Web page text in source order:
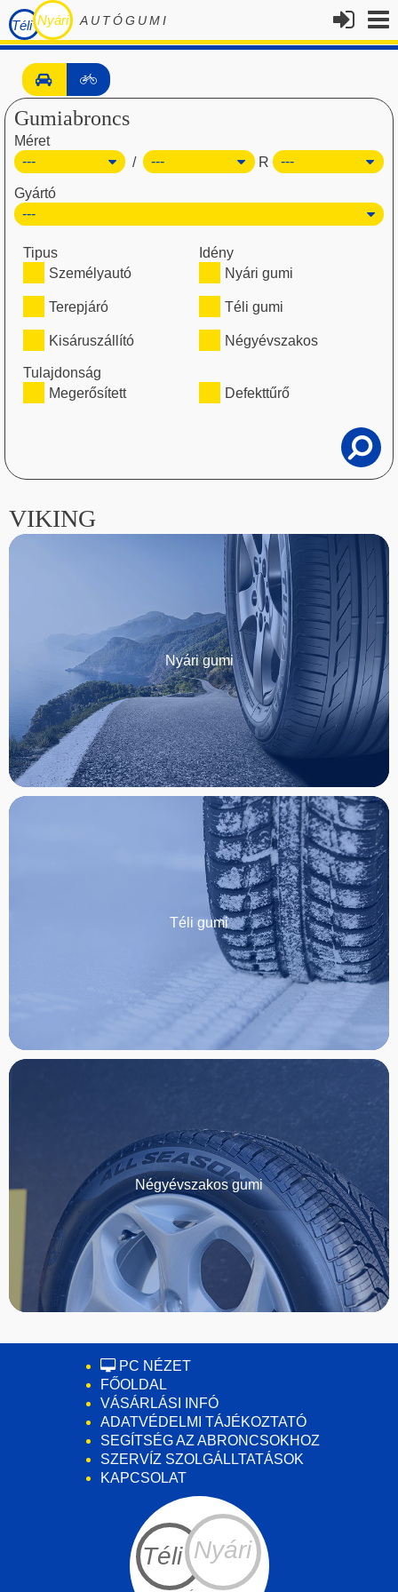
Téli Nyári AUTÓGUMI
Gumiabroncs
Méret
/
R
Gyártó
Tipus
Személyautó
Terepjáró
Kisáruszállító
Idény
Nyári gumi
Téli gumi
Négyévszakos
Tulajdonság
Megerősített
Defekttűrő
VIKING
Nyári gumi
Téli gumi
Négyévszakos gumi
PC NÉZET
FŐOLDAL
VÁSÁRLÁSI INFÓ
ADATVÉDELMI TÁJÉKOZTATÓ
SEGÍTSÉG AZ ABRONCSOKHOZ
SZERVÍZ SZOLGÁLLTATÁSOK
KAPCSOLAT
Téli Nyári